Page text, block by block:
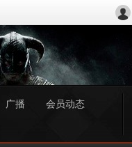
广播
会员动态